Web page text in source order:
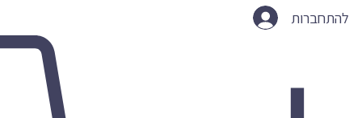
להתחברות